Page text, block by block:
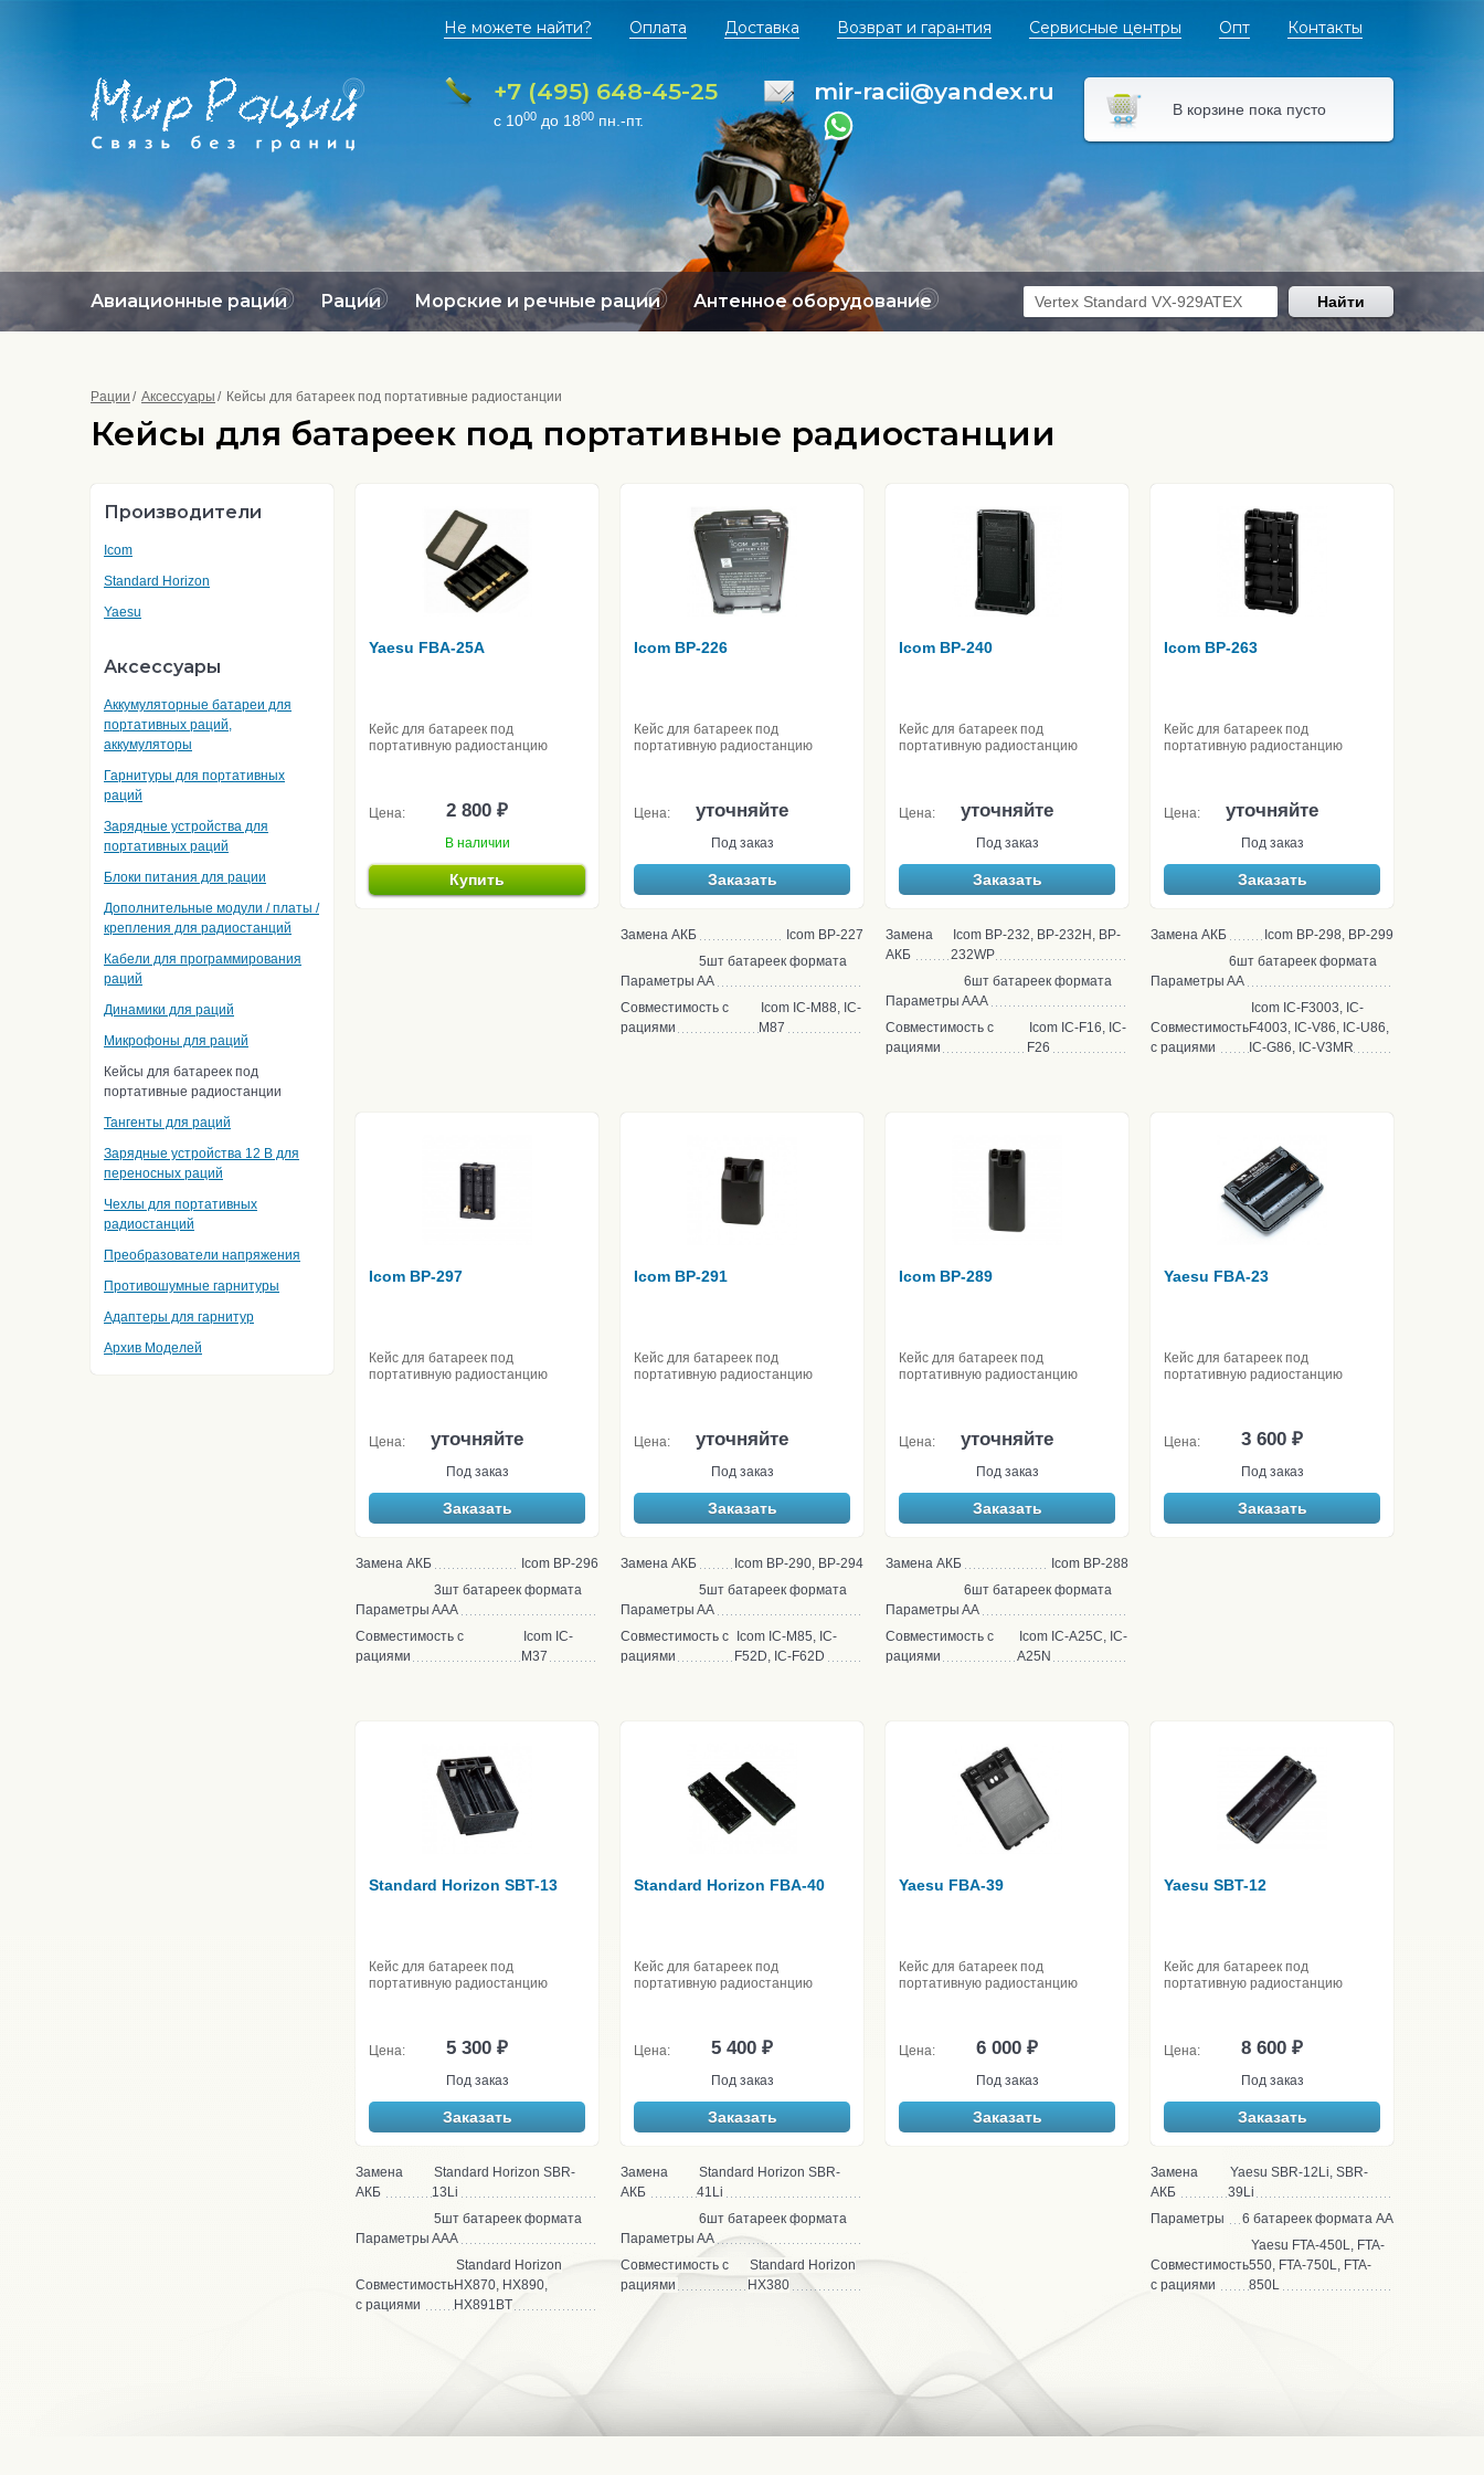
Не можете найти? Оплата Доставка Возврат и гарантия Сервисные центры Опт Контакты
+7 (495) 648-45-25
с 1000 до 1800 пн.-пт.
mir-racii@yandex.ru
В корзине пока пусто
Авиационные рации Рации Морские и речные рации Антенное оборудование Найти
Рации Аксессуары Кейсы для батареек под портативные радиостанции
Кейсы для батареек под портативные радиостанции
Производители
Icom
Standard Horizon
Yaesu
Аксессуары
Аккумуляторные батареи для
портативных раций,
аккумуляторы
Гарнитуры для портативных
раций
Зарядные устройства для
портативных раций
Блоки питания для рации
Дополнительные модули / платы /
крепления для радиостанций
Кабели для программирования
раций
Динамики для раций
Микрофоны для раций
Кейсы для батареек под
портативные радиостанции
Тангенты для раций
Зарядные устройства 12 В для
переносных раций
Чехлы для портативных
радиостанций
Преобразователи напряжения
Противошумные гарнитуры
Адаптеры для гарнитур
Архив Моделей
Yaesu FBA-25A
Кейс для батареек под
портативную радиостанцию
Цена: 2 800 ₽
В наличии
Купить
Icom BP-226
Кейс для батареек под
портативную радиостанцию
Цена: уточняйте
Под заказ
Заказать
Замена АКБ Icom BP-227
Параметры
5шт батареек формата
АА
Совместимость с
рациями
Icom IC-M88, IC-
M87
Icom BP-240
Кейс для батареек под
портативную радиостанцию
Цена: уточняйте
Под заказ
Заказать
Замена
АКБ
Icom BP-232, BP-232H, BP-
232WP
Параметры
6шт батареек формата
ААА
Совместимость с
рациями
Icom IC-F16, IC-
F26
Icom BP-263
Кейс для батареек под
портативную радиостанцию
Цена: уточняйте
Под заказ
Заказать
Замена АКБ Icom BP-298, BP-299
Параметры
6шт батареек формата
АА
Совместимость
с рациями
Icom IC-F3003, IC-
F4003, IC-V86, IC-U86,
IC-G86, IC-V3MR
Icom BP-297
Кейс для батареек под
портативную радиостанцию
Цена: уточняйте
Под заказ
Заказать
Замена АКБ Icom BP-296
Параметры
3шт батареек формата
ААА
Совместимость с
рациями
Icom IC-
M37
Icom BP-291
Кейс для батареек под
портативную радиостанцию
Цена: уточняйте
Под заказ
Заказать
Замена АКБ Icom BP-290, BP-294
Параметры
5шт батареек формата
АА
Совместимость с
рациями
Icom IC-M85, IC-
F52D, IC-F62D
Icom BP-289
Кейс для батареек под
портативную радиостанцию
Цена: уточняйте
Под заказ
Заказать
Замена АКБ Icom BP-288
Параметры
6шт батареек формата
АА
Совместимость с
рациями
Icom IC-A25C, IC-
A25N
Yaesu FBA-23
Кейс для батареек под
портативную радиостанцию
Цена: 3 600 ₽
Под заказ
Заказать
Standard Horizon SBT-13
Кейс для батареек под
портативную радиостанцию
Цена: 5 300 ₽
Под заказ
Заказать
Замена
АКБ
Standard Horizon SBR-
13Li
Параметры
5шт батареек формата
ААА
Совместимость
с рациями
Standard Horizon
HX870, HX890,
HX891BT
Standard Horizon FBA-40
Кейс для батареек под
портативную радиостанцию
Цена: 5 400 ₽
Под заказ
Заказать
Замена
АКБ
Standard Horizon SBR-
41Li
Параметры
6шт батареек формата
АА
Совместимость с
рациями
Standard Horizon
HX380
Yaesu FBA-39
Кейс для батареек под
портативную радиостанцию
Цена: 6 000 ₽
Под заказ
Заказать
Yaesu SBT-12
Кейс для батареек под
портативную радиостанцию
Цена: 8 600 ₽
Под заказ
Заказать
Замена
АКБ
Yaesu SBR-12Li, SBR-
39Li
Параметры
6 батареек формата АА
Совместимость
с рациями
Yaesu FTA-450L, FTA-
550, FTA-750L, FTA-
850L